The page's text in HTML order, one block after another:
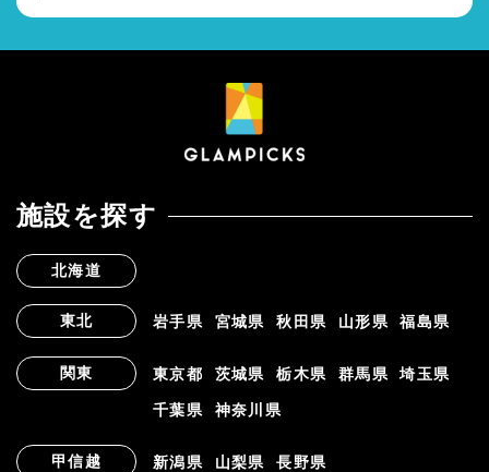
施設を探す
北海道
東北 岩手県 宮城県 秋田県 山形県 福島県
関東 東京都 茨城県 栃木県 群馬県 埼玉県
千葉県 神奈川県
甲信越 新潟県 山梨県 長野県